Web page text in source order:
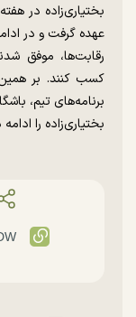
بختیاری‌زاده در
عهده گرفت و در
رقابت‌ها، موفق
کسب کنند. بر
برنامه‌های تیم،
بختیاری‌زاده را